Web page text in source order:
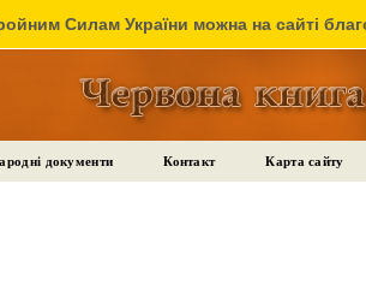
Силам України можна на сайті
документи Контакт Карта сайту